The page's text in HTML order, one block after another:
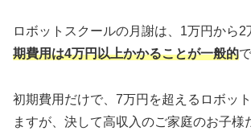
ロボットスクールの月謝は、1万円から2
期費用は4万円以上かかることが一般的
初期費用だけで、7万円を超えるロボッ
ますが、決して高収入のご家庭のお子様